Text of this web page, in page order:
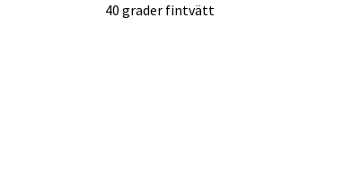
40 grader fintvätt